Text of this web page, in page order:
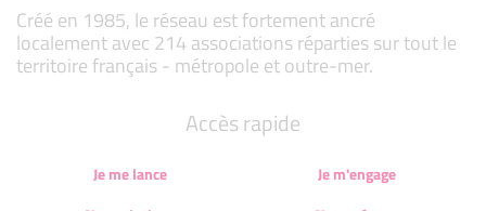
Créé en 1985, le réseau est fortement ancré
localement avec 214 associations réparties sur tout le
territoire français - métropole et outre-mer.
Accès rapide
Je me lance
Je m'engage